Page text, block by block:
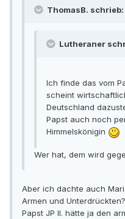
ThomasB. schrieb:
Lutheraner
Ich finde das vom
scheint
Deutschland
Papst auch noch
Himmelskönigin
Wer hat, dem wird
Aber ich dachte auch
Armen und Unterdrückten?
Papst JP II. hätte ja den